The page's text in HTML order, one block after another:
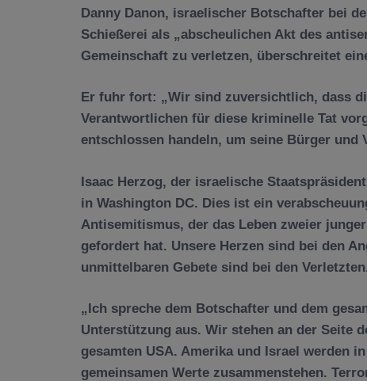
Danny Danon, israelischer Botschafter bei
Schießerei als „abscheulichen Akt des
Gemeinschaft zu verletzen, überschreitet
Er fuhr fort: „Wir sind zuversichtlich, dass
Verantwortlichen für diese kriminelle Tat
entschlossen handeln, um seine Bürger und
Isaac Herzog, der israelische
in Washington DC. Dies ist ein
Antisemitismus, der das Leben zweier
gefordert hat. Unsere Herzen sind bei den
unmittelbaren Gebete sind bei den
„Ich spreche dem Botschafter und dem
Unterstützung aus. Wir stehen an der Seite
gesamten USA. Amerika und Israel werden
gemeinsamen Werte zusammenstehen.